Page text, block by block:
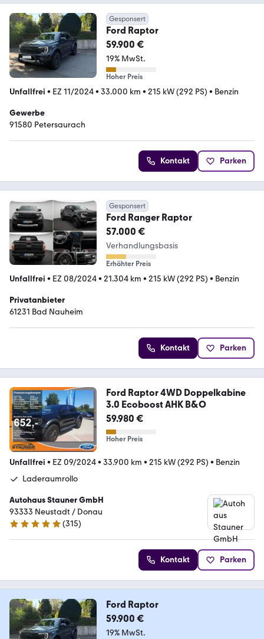
Gesponsert
Ford Raptor
59.900 €
19% MwSt.
Hoher Preis
Unfallfrei • EZ 11/2024• 33.000 km • 215 kW (292 PS) • Benzin
Gewerbe
91580 Petersaurach
Kontakt Parken
Gesponsert
Ford Ranger Raptor
57.000 €
Verhandlungsbasis
Erhöhter Preis
Unfallfrei • EZ 08/2024• 21.304 km • 215 kW (292 PS) • Benzin
Privatanbieter
61231 Bad Nauheim
Kontakt Parken
Ford Raptor 4WD Doppelkabine
3.0 Ecoboost AHK B&O
59.980 €
Hoher Preis
Unfallfrei • EZ 09/2024• 33.900 km • 215 kW (292 PS) • Benzin
Laderaumrollo
Autohaus Stauner GmbH
93333 Neustadt / Donau
4.8 Sterne
(315)
Kontakt Parken
Ford Raptor
59.900 €
19% MwSt.